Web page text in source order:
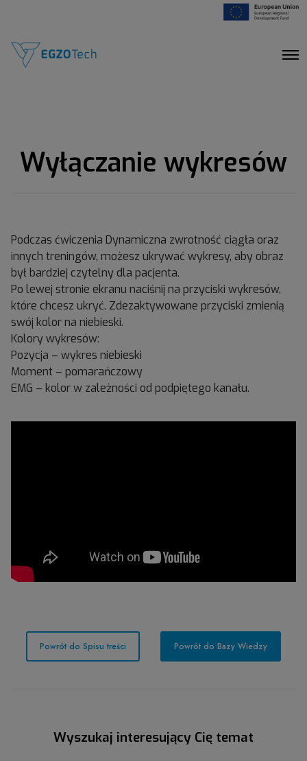
O
Wyłączanie wykresów
Podczas ćwiczenia Dynamiczna zwrotność ciągła oraz
innych treningów, możesz ukrywać wykresy, aby obraz
był bardziej czytelny dla pacjenta.
Po lewej stronie ekranu naciśnij na przyciski wykresów,
które chcesz ukryć. Zdezaktywowane przyciski zmienią
swój kolor na niebieski.
Kolory wykresów:
Pozycja – wykres niebieski
Moment – pomarańczowy
EMG – kolor w zależności od podpiętego kanału.
Powrót do Spisu treści Powrót do Bazy Wiedzy
Wyszukaj interesujący Cię temat